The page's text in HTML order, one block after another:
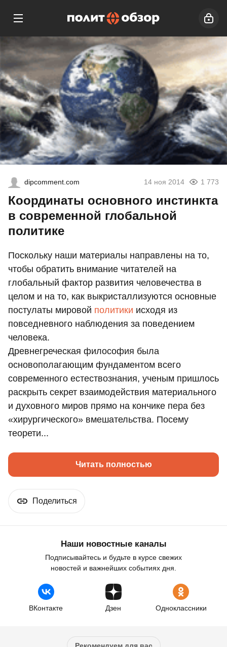
dipcomment.com 14 ноя 2014 1 773
Координаты основного инстинкта
в современной глобальной
политике
Поскольку наши материалы направлены на то,
чтобы обратить внимание читателей на
глобальный фактор развития человечества в
целом и на то, как выкристаллизуются основные
постулаты мировой политики исходя из
повседневного наблюдения за поведением
человека.
Древнегреческая философия была
основополагающим фундаментом всего
современного естествознания, ученым пришлось
раскрыть секрет взаимодействия материального
и духовного миров прямо на кончике пера без
«хирургического» вмешательства. Посему
теорети...
Читать полностью
Поделиться
Наши новостные каналы
Подписывайтесь и будьте в курсе свежих
новостей и важнейших событиях дня.
ВКонтакте Дзен Одноклассники